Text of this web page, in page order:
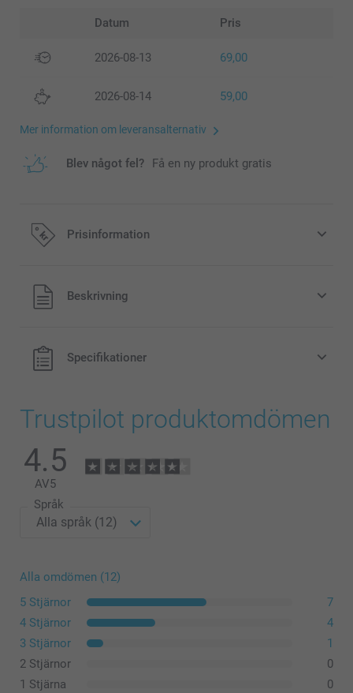
Datum Pris
2026-08-13 69,00
2026-08-14 59,00
Mer information om leveransalternativ
Blev något fel? Få en ny produkt gratis
Prisinformation
Alla priser är i svenska kronor (SEK), inklusive moms och
exklusive porto.
Beskrivning
Specifikationer
Trustpilot produktomdömen
4.5
AV5
Språk
Alla omdömen (12)
5 Stjärnor
7
4 Stjärnor
4
3 Stjärnor
1
2 Stjärnor
0
1 Stjärna
0